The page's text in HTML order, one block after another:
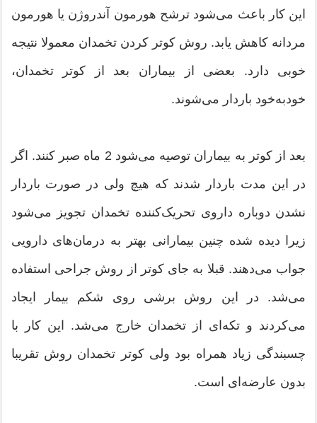
این کار باعث می‌شود ترشح هورمون آندروژن یا هورمون
مردانه کاهش یابد. روش کوتر کردن تخمدان معمولا نتیجه
خوبی دارد. بعضی از بیماران بعد از کوتر تخمدان،
خودبه‌خود باردار می‌شوند.
بعد از کوتر به بیماران توصیه می‌شود 2 ماه صبر کنند. اگر
در این مدت باردار شدند که هیچ ولی در صورت باردار
نشدن دوباره داروی تحریک‌کننده تخمدان تجویز می‌شود
زیرا دیده شده چنین بیمارانی بهتر به درمان‌های دارویی
جواب می‌دهند. قبلا به جای کوتر از روش جراحی استفاده
می‌شد. در این روش برشی روی شکم بیمار ایجاد
می‌کردند و تکه‌ای از تخمدان خارج می‌شد. این کار با
چسبندگی زیاد همراه بود ولی کوتر تخمدان روش تقریبا
بدون عارضه‌ای است.